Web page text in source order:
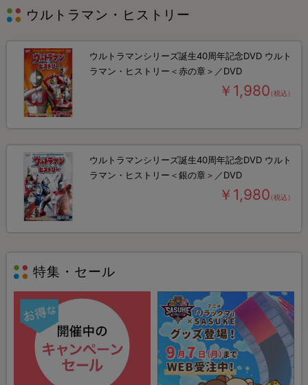
ウルトラマン・ヒストリー
ウルトラマンシリーズ誕生40周年記念DVD ウルト
ラマン・ヒストリー＜赤の章＞／DVD
￥1,980（税込）
ウルトラマンシリーズ誕生40周年記念DVD ウルト
ラマン・ヒストリー＜銀の章＞／DVD
￥1,980（税込）
特集・セール